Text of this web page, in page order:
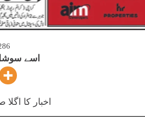
اسے
اخبار کا